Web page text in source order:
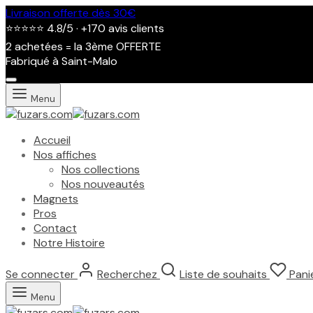
Livraison offerte dès 30€
⭐⭐⭐⭐⭐ 4.8/5 · +170 avis clients
2 achetées = la 3ème OFFERTE
Fabriqué à Saint-Malo
Menu
Accueil
Nos affiches
Nos collections
Nos nouveautés
Magnets
Pros
Contact
Notre Histoire
Se connecter Recherchez Liste de souhaits
Menu